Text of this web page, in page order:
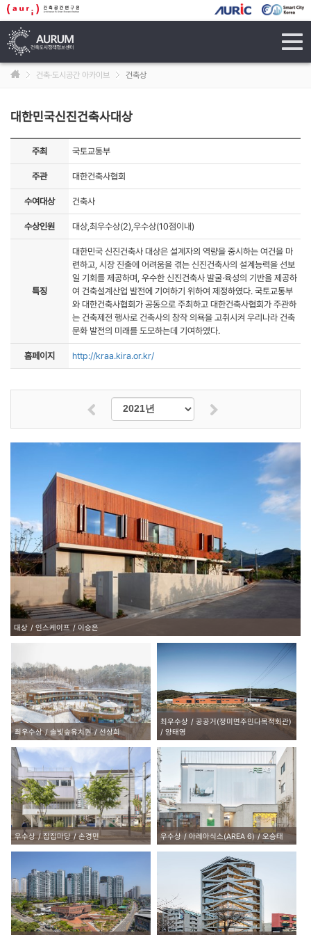
건축·도시공간 아카이브 건축상
대한민국신진건축사대상
주최 국토교통부
주관 대한건축사협회
수여대상 건축사
수상인원 대상,최우수상(2),우수상(10점이내)
특징
대한민국 신진건축사 대상은 설계자의 역량을 중시하는 여건을 마
련하고, 시장 진출에 어려움을 겪는 신진건축사의 설계능력을 선보
일 기회를 제공하며, 우수한 신진건축사 발굴·육성의 기반을 제공하
여 건축설계산업 발전에 기여하기 위하여 제정하였다. 국토교통부
와 대한건축사협회가 공동으로 주최하고 대한건축사협회가 주관하
는 건축제전 행사로 건축사의 창작 의욕을 고취시켜 우리나라 건축
문화 발전의 미래를 도모하는데 기여하였다.
홈페이지 http://kraa.kira.or.kr/
대상 인스케이프 이승은
최우수상 솔빛숲유치원 선상희
최우수상
공공거(정미면주민다목적회관)
양태영
우수상 집집마당 손경민 우수상 아레아식스(AREA 6) 오승태